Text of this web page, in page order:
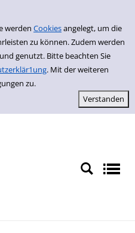
werden Cookiesangelegt, um die
zu können. Zudem werden
genutzt. Bitte beachten Sie
. Mit der weiteren
zu.